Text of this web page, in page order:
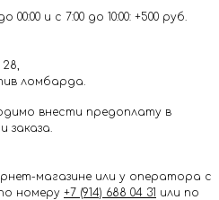
и с 7:00 до 10:00: +500 руб.
ломбарда.
внести предоплату в
заказа.
магазине или у оператора с
по номеру +7 (914) 688 04 31 или по